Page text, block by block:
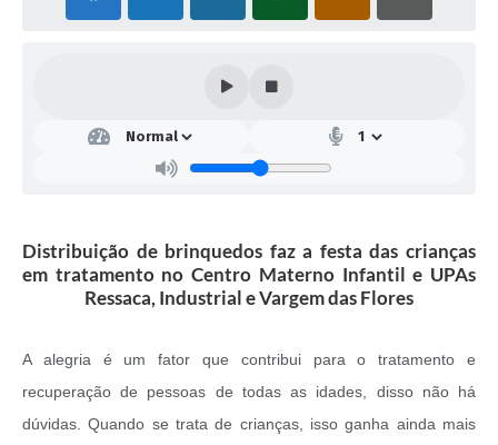
Distribuição de brinquedos faz a festa das crianças
em tratamento no Centro Materno Infantil e UPAs
Ressaca, Industrial e Vargem das Flores
A alegria é um fator que contribui para o tratamento e
recuperação de pessoas de todas as idades, disso não há
dúvidas. Quando se trata de crianças, isso ganha ainda mais